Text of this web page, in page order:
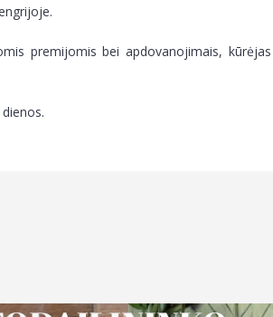
premijomis bei apdovanojimais,